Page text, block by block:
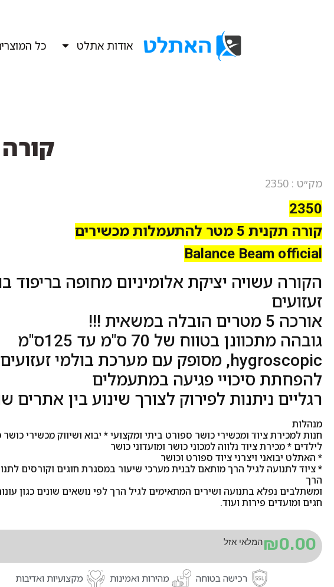
אודות אתלט כל
קורה
מק״ט : 2350
2350
קורה תקנית 5 מטר להתעמלות מכשירים
Balance Beam official
הקורה עשויה יציקת אלומיניום מחופה בריפוד
זעזועים
אורכה 5 מטרים הובלה במשאית !!!
גובהה מתכוונן בטווח של 70 ס"מ עד 125ס"מ
hygroscopic, מסופק עם מערכת בולמי זעזועים
להפחתת סיכויי פגיעה במתעמלים
רגליים ניתנות לפירוק לצורך שינוע בין אתרים
מנהלות
חנות למכירת ציוד ומכשירי כושר ספורט ביתי ומקצועי * יבוא ושיווק מכשירי כושר
לילדים * מכירת ציוד נלווה למכוני כושר ומועדוני כושר
* האתלט יבואני ויצרני ציוד ספורט וכושר
* ציוד לתנועה לגיל הרך מותאם לבנית מערכי שיעור במסגרת חוגים וקורסים
הרך
ומשתלבים נפלא בתנועה ושירים המתאימים לגיל הרך לפי נושאים שונים כגון
חגים ומועדים פירות ועוד.
₪0.00 המלאי אזל
רכישה בטוחה מהירות ואמינות מקצועיות ואדיבות